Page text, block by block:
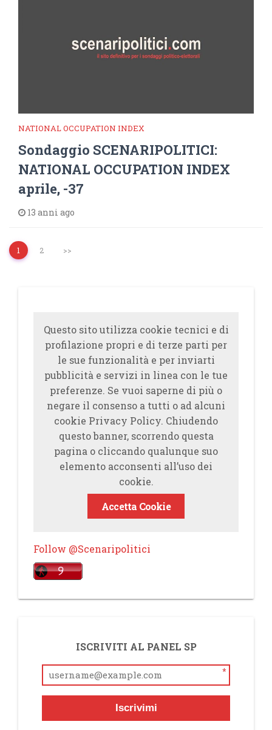
NATIONAL OCCUPATION INDEX
Sondaggio SCENARIPOLITICI:
NATIONAL OCCUPATION INDEX
aprile, -37
13 anni ago
1 2 >>
Questo sito utilizza cookie tecnici e di
profilazione propri e di terze parti per
le sue funzionalità e per inviarti
pubblicità e servizi in linea con le tue
preferenze. Se vuoi saperne di più o
negare il consenso a tutti o ad alcuni
cookie Privacy Policy. Chiudendo
questo banner, scorrendo questa
pagina o cliccando qualunque suo
elemento acconsenti all’uso dei
cookie.
Accetta Cookie
Follow @Scenaripolitici
ISCRIVITI AL PANEL SP
*
Iscrivimi